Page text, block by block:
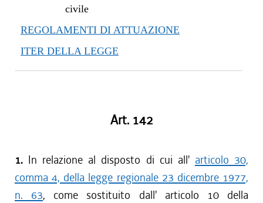
civile
REGOLAMENTI DI ATTUAZIONE
ITER DELLA LEGGE
Art. 142
1. In relazione al disposto di cui all' articolo 30,
comma 4, della legge regionale 23 dicembre 1977,
n. 63, come sostituito dall' articolo 10 della